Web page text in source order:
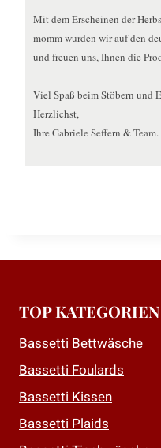
Mit dem Erscheinen der
momm wurden wir auf den
und freuen uns, Ihnen die
Viel Spaß beim Stöbern und
Herzlichst,
Ihre Gabriele Seffern & Team.
TOP KATEGORIEN
Bassetti Bettwäsche
Bassetti Foulards
Bassetti Kissen
Bassetti Plaids